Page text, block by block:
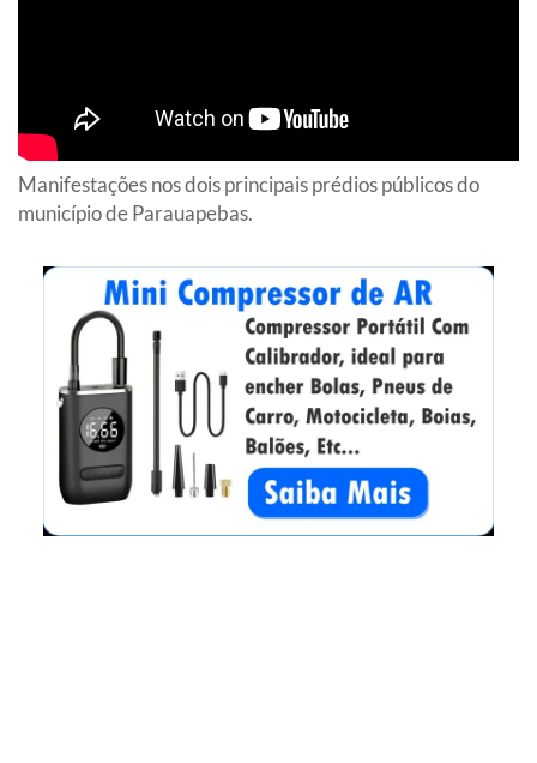
Manifestações nos dois principais prédios públicos do
município de Parauapebas.